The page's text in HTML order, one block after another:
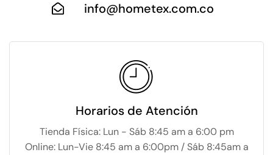
info@hometex.com.co
Horarios de Atención
Tienda Física: Lun - Sáb 8:45 am a 6:00 pm
Online: Lun-Vie 8:45 am a 6:00pm / Sáb 8:45am a